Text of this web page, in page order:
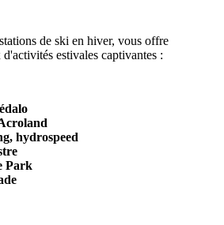
de ski en hiver, vous offre
estivales captivantes :
hydrospeed
Park